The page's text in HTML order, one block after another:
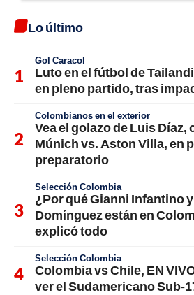
Lo último
Gol Caracol
Luto en el fútbol de
en pleno partido, tras
Colombianos en el exterior
Vea el golazo de Luis Díaz,
Múnich vs. Aston Villa, en
preparatorio
Selección Colombia
¿Por qué Gianni Infantino
Domínguez están en
explicó todo
Selección Colombia
Colombia vs Chile, EN
ver el Sudamericano Sub-